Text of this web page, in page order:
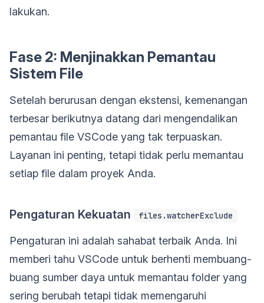
lakukan.
Fase 2: Menjinakkan Pemantau
Sistem File
Setelah berurusan dengan ekstensi, kemenangan
terbesar berikutnya datang dari mengendalikan
pemantau file VSCode yang tak terpuaskan.
Layanan ini penting, tetapi tidak perlu memantau
setiap file dalam proyek Anda.
Pengaturan Kekuatan files.watcherExclude
Pengaturan ini adalah sahabat terbaik Anda. Ini
memberi tahu VSCode untuk berhenti membuang-
buang sumber daya untuk memantau folder yang
sering berubah tetapi tidak memengaruhi